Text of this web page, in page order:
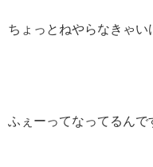
ちょっとねやらなきゃ
ふぇーってなってるんで